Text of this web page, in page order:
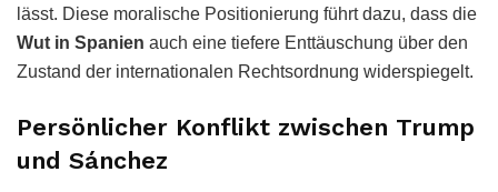
lässt. Diese moralische Positionierung führt dazu, dass die
Wut in Spanien auch eine tiefere Enttäuschung über den
Zustand der internationalen Rechtsordnung widerspiegelt.
Persönlicher Konflikt zwischen Trump
und Sánchez